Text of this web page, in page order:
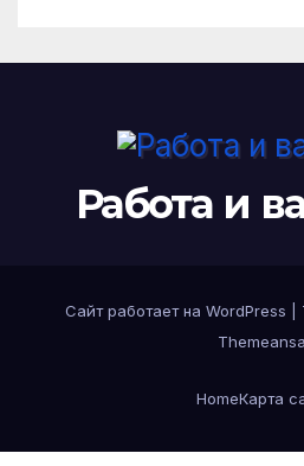
Работа и
Сайт работает на WordPress
HomeКарта